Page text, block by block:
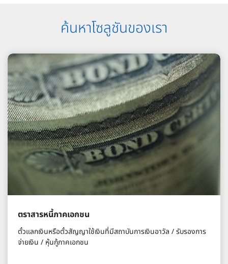
ค้นหาโซลูชันของเรา
ตราสารหนี้ภาคเอกชน​
ตั๋วแลกเงินหรือตั๋วสัญญาใช้เงินที่มีสถาบันการเงินอาวัล / รับรองการ
จ่ายเงิน / หุ้นกู้ภาคเอกชน